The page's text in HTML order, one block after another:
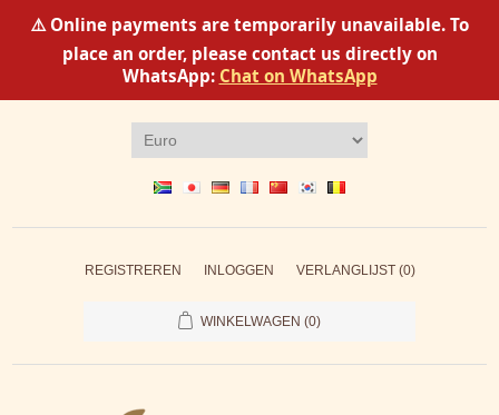
⚠️ Online payments are temporarily unavailable. To
place an order, please contact us directly on
WhatsApp: Chat on WhatsApp
REGISTREREN INLOGGEN VERLANGLIJST (0)
WINKELWAGEN (0)